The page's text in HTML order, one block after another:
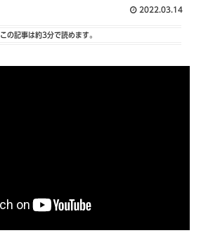
2022.03.14
この記事は約3分で読めます。